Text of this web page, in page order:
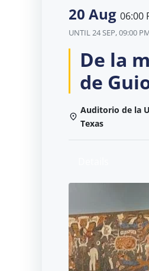
20 Aug 06:00
UNTIL24 SEP, 09:00
De la
de
Auditorio de la
Texas